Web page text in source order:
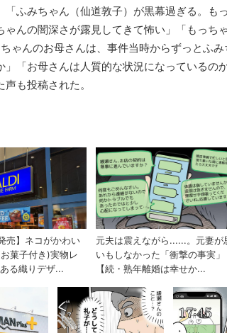
ふみちゃん（仙道敦子）が黒幕過ぎる。も
ゃんの闇深さが露見してきて怖い」「もっち
ゃんのお母さんは、事件当時からずっとふ
」「お母さんは人質的な状況になっているの
声も投稿された。